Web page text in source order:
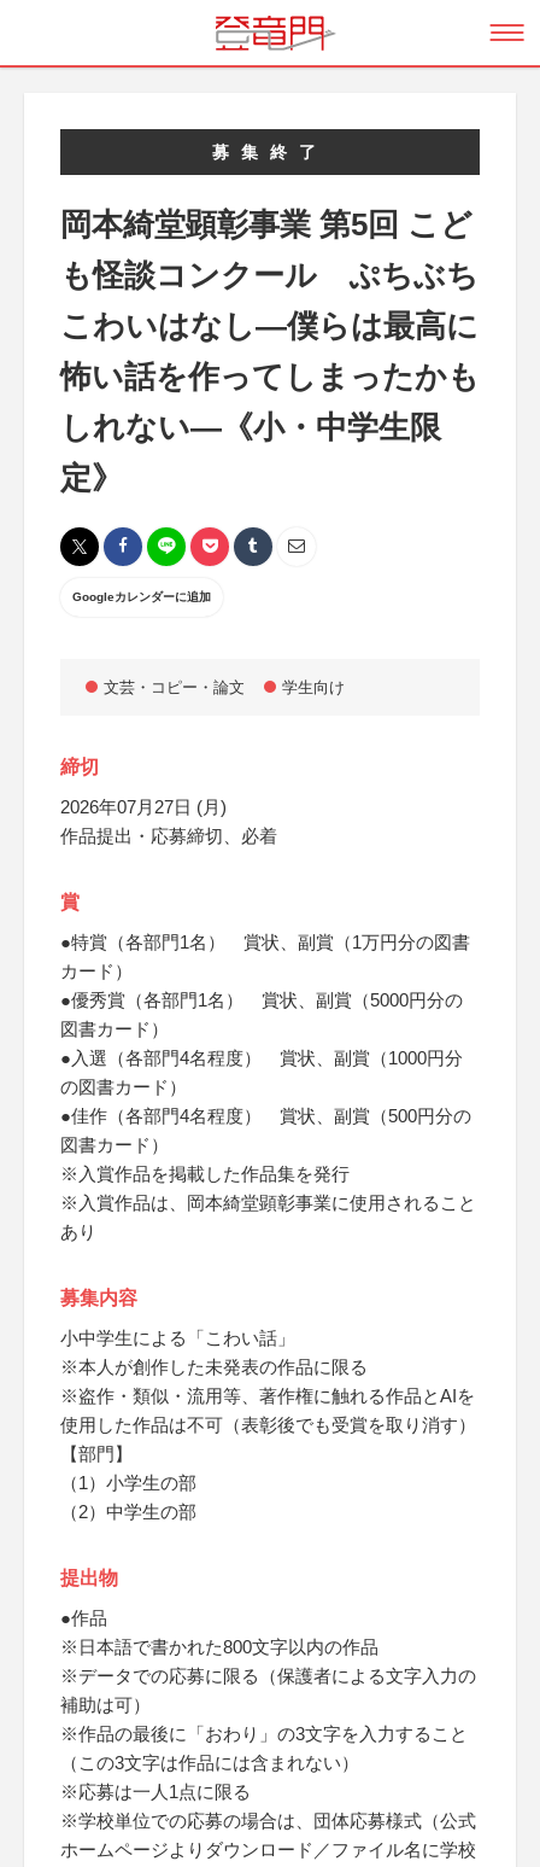
募集終了
岡本綺堂顕彰事業 第5回 こど
も怪談コンクール ぷちぶち
こわいはなし―僕らは最高に
怖い話を作ってしまったかも
しれない―《小・中学生限
定》
Googleカレンダーに追加
文芸・コピー・論文 学生向け
締切
2026年07月27日 (月)
作品提出・応募締切、必着
賞
●特賞（各部門1名） 賞状、副賞（1万円分の図書
カード）
●優秀賞（各部門1名） 賞状、副賞（5000円分の
図書カード）
●入選（各部門4名程度） 賞状、副賞（1000円分
の図書カード）
●佳作（各部門4名程度） 賞状、副賞（500円分の
図書カード）
※入賞作品を掲載した作品集を発行
※入賞作品は、岡本綺堂顕彰事業に使用されること
あり
募集内容
小中学生による「こわい話」
※本人が創作した未発表の作品に限る
※盗作・類似・流用等、著作権に触れる作品とAIを
使用した作品は不可（表彰後でも受賞を取り消す）
【部門】
（1）小学生の部
（2）中学生の部
提出物
●作品
※日本語で書かれた800文字以内の作品
※データでの応募に限る（保護者による文字入力の
補助は可）
※作品の最後に「おわり」の3文字を入力すること
（この3文字は作品には含まれない）
※応募は一人1点に限る
※学校単位での応募の場合は、団体応募様式（公式
ホームページよりダウンロード／ファイル名に学校